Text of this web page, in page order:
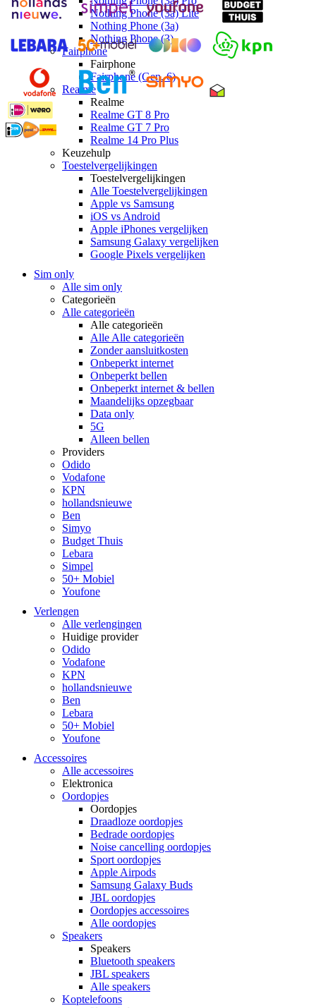
Nothing Phone (3a) Lite
Nothing Phone (3a)
Nothing Phone (3)
Fairphone
Fairphone
Fairphone (Gen. 6)
Realme
Realme
Realme GT 8 Pro
Realme GT 7 Pro
Realme 14 Pro Plus
Keuzehulp
Toestelvergelijkingen
Toestelvergelijkingen
Alle Toestelvergelijkingen
Apple vs Samsung
iOS vs Android
Apple iPhones vergelijken
Samsung Galaxy vergelijken
Google Pixels vergelijken
Sim only
Alle sim only
Categorieën
Alle categorieën
Alle categorieën
Alle Alle categorieën
Zonder aansluitkosten
Onbeperkt internet
Onbeperkt bellen
Onbeperkt internet & bellen
Maandelijks opzegbaar
Data only
5G
Alleen bellen
Providers
Odido
Vodafone
KPN
hollandsnieuwe
Ben
Simyo
Budget Thuis
Lebara
Simpel
50+ Mobiel
Youfone
Verlengen
Alle verlengingen
Huidige provider
Odido
Vodafone
KPN
hollandsnieuwe
Ben
Lebara
50+ Mobiel
Youfone
Accessoires
Alle accessoires
Elektronica
Oordopjes
Oordopjes
Draadloze oordopjes
Bedrade oordopjes
Noise cancelling oordopjes
Sport oordopjes
Apple Airpods
Samsung Galaxy Buds
JBL oordopjes
Oordopjes accessoires
Alle oordopjes
Speakers
Speakers
Bluetooth speakers
JBL speakers
Alle speakers
Koptelefoons